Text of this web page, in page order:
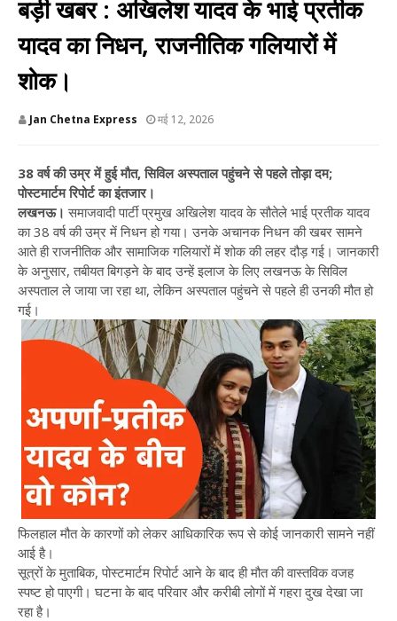
बड़ी खबर : अखिलेश यादव के भाई प्रतीक
यादव का निधन, राजनीतिक गलियारों में
शोक।
Jan Chetna Express मई 12, 2026
38 वर्ष की उम्र में हुई मौत, सिविल अस्पताल पहुंचने से पहले तोड़ा दम;
पोस्टमार्टम रिपोर्ट का इंतजार।
लखनऊ। समाजवादी पार्टी प्रमुख अखिलेश यादव के सौतेले भाई प्रतीक यादव
का 38 वर्ष की उम्र में निधन हो गया। उनके अचानक निधन की खबर सामने
आते ही राजनीतिक और सामाजिक गलियारों में शोक की लहर दौड़ गई। जानकारी
के अनुसार, तबीयत बिगड़ने के बाद उन्हें इलाज के लिए लखनऊ के सिविल
अस्पताल ले जाया जा रहा था, लेकिन अस्पताल पहुंचने से पहले ही उनकी मौत हो
गई।
फिलहाल मौत के कारणों को लेकर आधिकारिक रूप से कोई जानकारी सामने नहीं
आई है।
सूत्रों के मुताबिक, पोस्टमार्टम रिपोर्ट आने के बाद ही मौत की वास्तविक वजह
स्पष्ट हो पाएगी। घटना के बाद परिवार और करीबी लोगों में गहरा दुख देखा जा
रहा है।